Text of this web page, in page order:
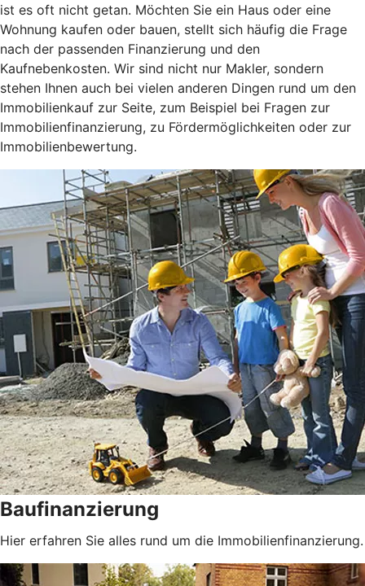
ist es oft nicht getan. Möchten Sie ein Haus oder eine
Wohnung kaufen oder bauen, stellt sich häufig die Frage
nach der passenden Finanzierung und den
Kaufnebenkosten. Wir sind nicht nur Makler, sondern
stehen Ihnen auch bei vielen anderen Dingen rund um den
Immobilienkauf zur Seite, zum Beispiel bei Fragen zur
Immobilienfinanzierung, zu Fördermöglichkeiten oder zur
Immobilienbewertung.
Baufinanzierung
Hier erfahren Sie alles rund um die Immobilienfinanzierung.